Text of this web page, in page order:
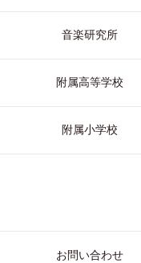
音楽研究所
附属高等学校
附属小学校
お問い合わせ